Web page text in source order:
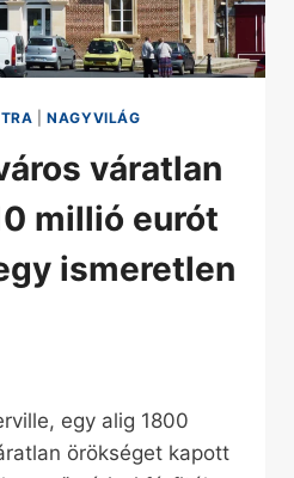
|NAGYVILÁG
váratlan
millió eurót
ismeretlen
egy alig 1800
örökséget kapott